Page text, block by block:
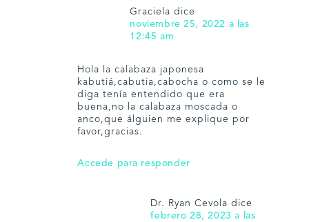
Graciela dice
noviembre 25, 2022 a las
12:45 am
Hola la calabaza japonesa
kabutiá,cabutia,cabocha o como se le
diga tenía entendido que era
buena,no la calabaza moscada o
anco,que álguien me explique por
favor,gracias.
Accede para responder
Dr. Ryan Cevola dice
febrero 28, 2023 a las